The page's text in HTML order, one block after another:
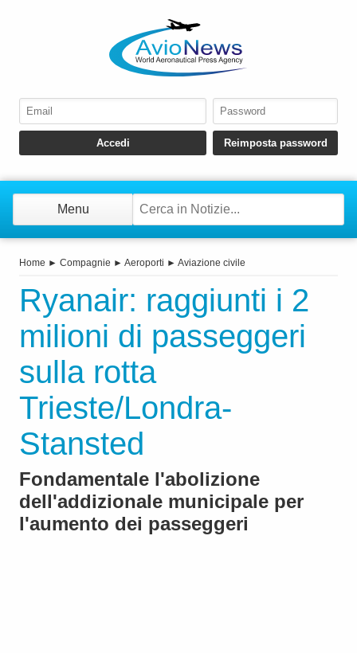
Menu
Home ► Compagnie ► Aeroporti ► Aviazione civile
Ryanair: raggiunti i 2
milioni di passeggeri
sulla rotta
Trieste/Londra-
Stansted
Fondamentale l'abolizione
dell'addizionale municipale per
l'aumento dei passeggeri